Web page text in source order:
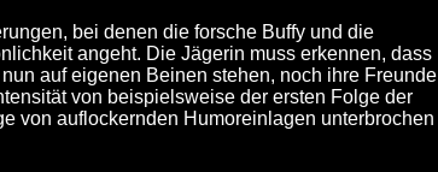
bei denen die forsche Buffy und die
angeht. Die Jägerin muss erkennen, dass
auf eigenen Beinen stehen, noch ihre Freunde
von beispielsweise der ersten Folge der
von auflockernden Humoreinlagen unterbrochen